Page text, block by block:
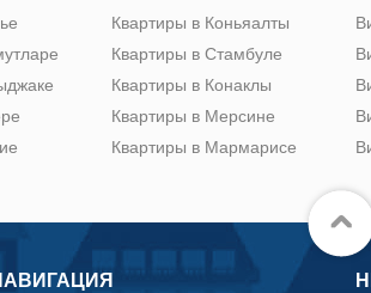
Квартиры в Коньяалты
Квартиры в Стамбуле
Квартиры в Конаклы
Квартиры в Мерсине
Квартиры в Мармарисе